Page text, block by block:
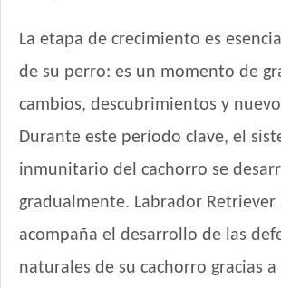
Vitalcan Balanced Perro Cachorro Raza
Vitalcan Complete Cachorros de Raza
Vitalcan Premium Perro Cachorro
La etapa de crecimiento es
de su perro: es un momento de
cambios, descubrimientos y
Durante este período clave, el
inmunitario del cachorro se
gradualmente. Labrador Retriever
acompaña el desarrollo de las
naturales de su cachorro gracias